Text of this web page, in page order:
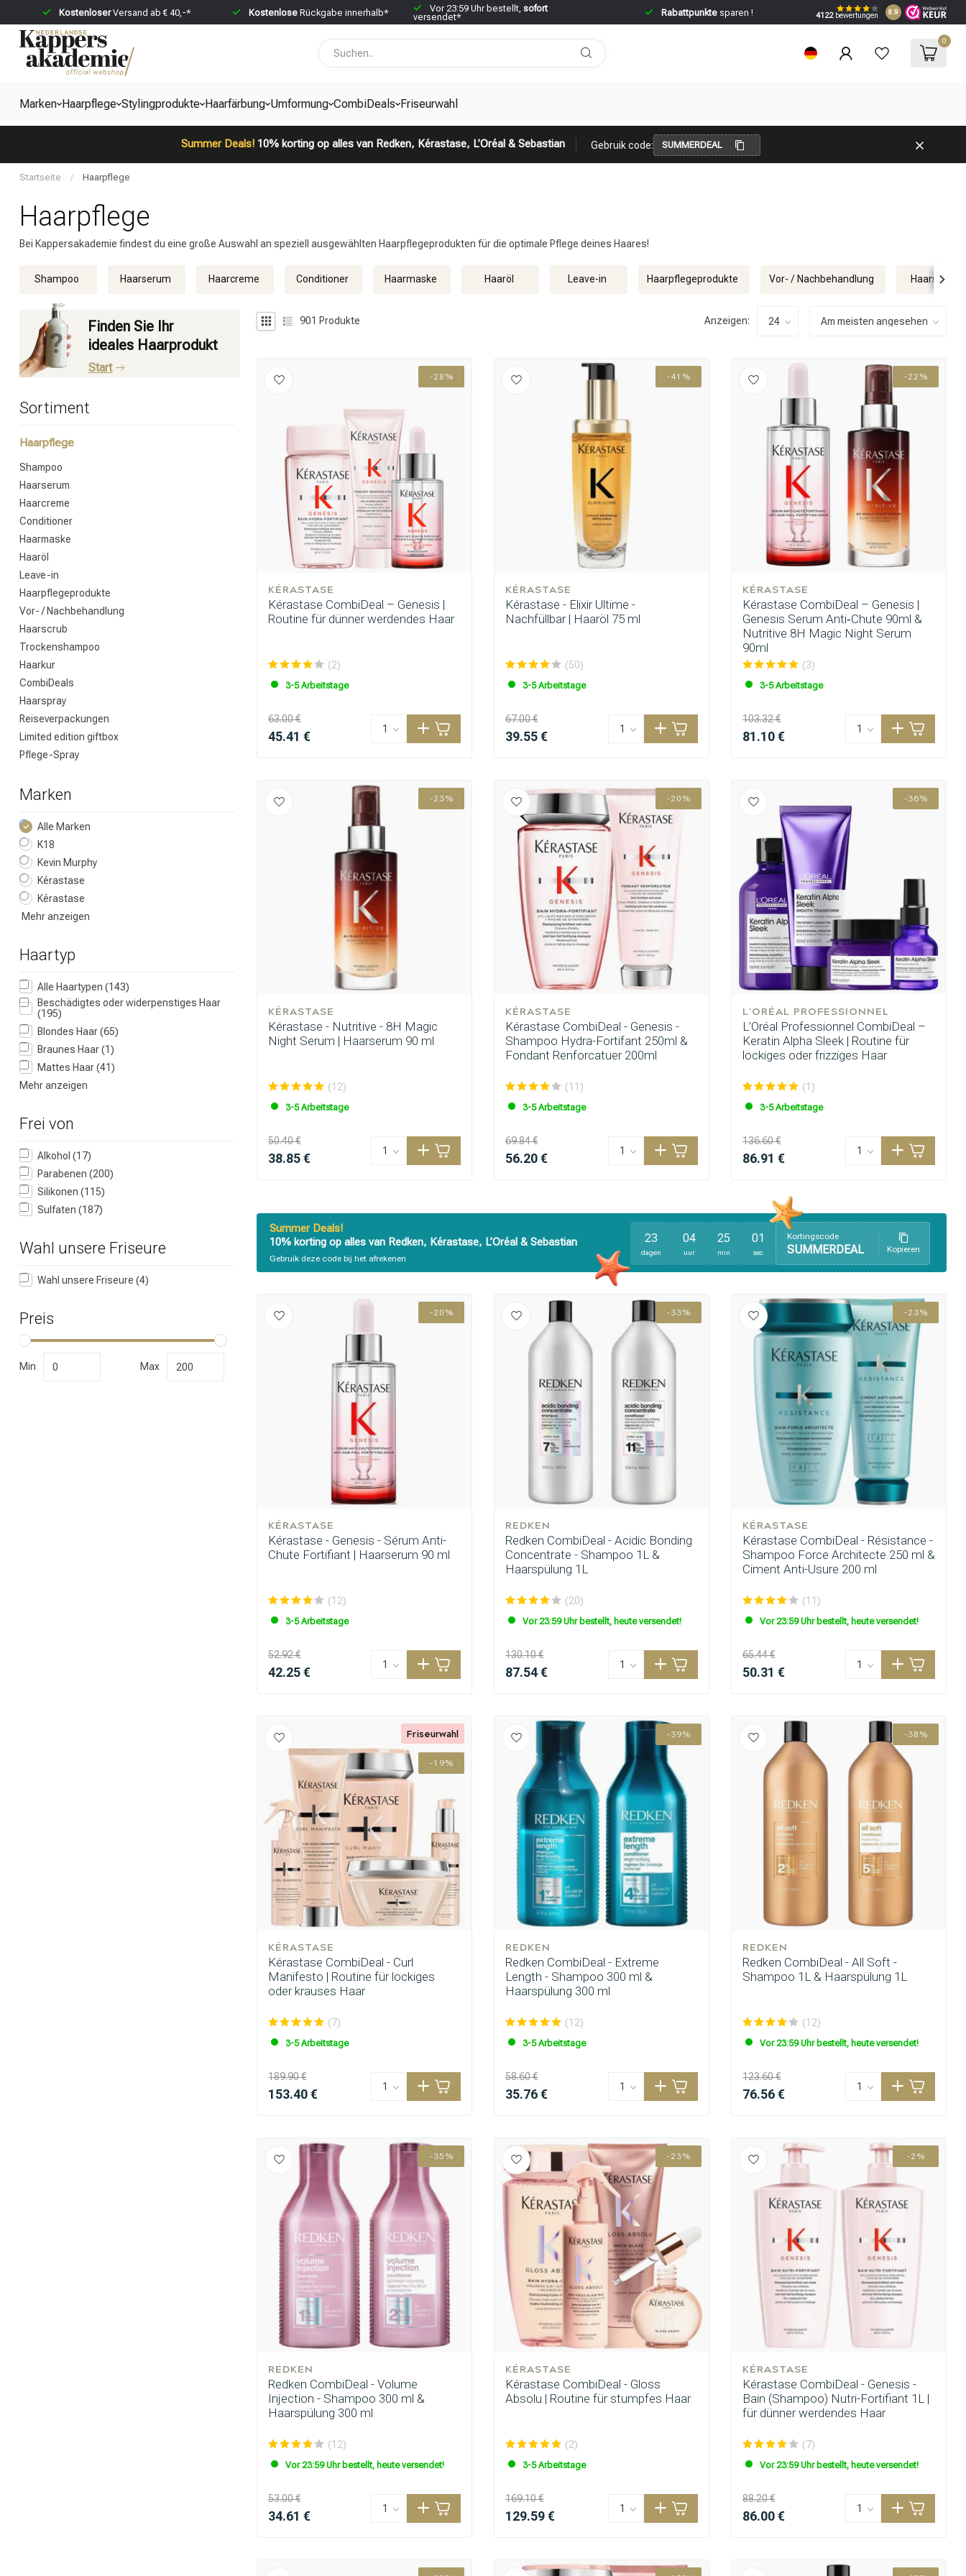
KostenloserVersand ab € 40,-* Kostenlose Rückgabe innerhalb* Vor 23:59 Uhr bestellt, sofort
versendet*
Rabattpunktesparen ! 4122bewertungen 8.9
0
Marken Haarpflege Stylingprodukte Haarfärbung Umformung CombiDeals Friseurwahl
Summer Deals!10% korting op alles van Redken, Kérastase, L’Oréal & Sebastian Gebruik code: SUMMERDEAL
Nach welcher Kategorie suchst du?
Stylingprodukte
CombiDeals Friseurwahl
Startseite / Haarpflege
Haarpflege
Bei Kappersakademie findest du eine große Auswahl an speziell ausgewählten Haarpflegeprodukten für die optimale Pflege deines Haares!
Shampoo Haarserum Haarcreme Conditioner Haarmaske Haaröl Leave-in Haarpflegeprodukte Vor- / Nachbehandlung Haarscrub
Finden Sie Ihr
ideales Haarprodukt
Start
Sortiment
Haarpflege
Shampoo
Haarserum
Haarcreme
Conditioner
Haarmaske
Haaröl
Leave-in
Haarpflegeprodukte
Vor- / Nachbehandlung
Haarscrub
Trockenshampoo
Haarkur
CombiDeals
Haarspray
Reiseverpackungen
Limited edition giftbox
Pflege-Spray
Marken
Alle Marken
K18
Kevin Murphy
Kérastase
Kérastase
Mehr anzeigen
Haartyp
Alle Haartypen (143)
Beschädigtes oder widerpenstiges Haar
(195)
Blondes Haar(65)
Braunes Haar(1)
Mattes Haar(41)
Mehr anzeigen
Frei von
Alkohol (17)
Parabenen (200)
Silikonen (115)
Sulfaten (187)
Wahl unsere Friseure
Wahl unsere Friseure (4)
Preis
Min Max
901 Produkte Anzeigen:
-28%
KÉRASTASE
Kérastase CombiDeal – Genesis |
Routine für dünner werdendes Haar
(2)
3-5 Arbeitstage
63.00 €
45.41 €
-41%
KÉRASTASE
Kérastase - Elixir Ultime -
Nachfüllbar | Haaröl 75 ml
(50)
3-5 Arbeitstage
67.00 €
39.55 €
-22%
KÉRASTASE
Kérastase CombiDeal – Genesis |
Genesis Serum Anti‑Chute 90ml &
Nutritive 8H Magic Night Serum
90ml
(3)
3-5 Arbeitstage
103.32 €
81.10 €
-23%
KÉRASTASE
Kérastase - Nutritive - 8H Magic
Night Serum | Haarserum 90 ml
(12)
3-5 Arbeitstage
50.40 €
38.85 €
-20%
KÉRASTASE
Kérastase CombiDeal - Genesis -
Shampoo Hydra-Fortifant 250ml &
Fondant Renforcatuer 200ml
(11)
3-5 Arbeitstage
69.84 €
56.20 €
-36%
L'ORÉAL PROFESSIONNEL
L’Oréal Professionnel CombiDeal –
Keratin Alpha Sleek | Routine für
lockiges oder frizziges Haar
(1)
3-5 Arbeitstage
136.60 €
86.91 €
Summer Deals!
10% korting op alles van Redken, Kérastase, L’Oréal & Sebastian
Gebruik deze code bij het afrekenen
23
dagen
04
uur
24
min
59
sec
Kortingscode
SUMMERDEAL Kopieren
-20%
KÉRASTASE
Kérastase - Genesis - Sérum Anti-
Chute Fortifiant | Haarserum 90 ml
(12)
3-5 Arbeitstage
52.92 €
42.25 €
-33%
REDKEN
Redken CombiDeal - Acidic Bonding
Concentrate - Shampoo 1L &
Haarspülung 1L
(20)
Vor 23:59 Uhr bestellt, heute versendet!
130.10 €
87.54 €
-23%
KÉRASTASE
Kérastase CombiDeal - Résistance -
Shampoo Force Architecte 250 ml &
Ciment Anti-Usure 200 ml
(11)
Vor 23:59 Uhr bestellt, heute versendet!
65.44 €
50.31 €
-19%
KÉRASTASE
Kérastase CombiDeal - Curl
Manifesto | Routine für lockiges
oder krauses Haar
(7)
3-5 Arbeitstage
189.90 €
153.40 €
Friseurwahl -39%
REDKEN
Redken CombiDeal - Extreme
Length - Shampoo 300 ml &
Haarspülung 300 ml
(12)
3-5 Arbeitstage
58.60 €
35.76 €
-38%
REDKEN
Redken CombiDeal - All Soft -
Shampoo 1L & Haarspülung 1L
(12)
Vor 23:59 Uhr bestellt, heute versendet!
123.60 €
76.56 €
-35%
REDKEN
Redken CombiDeal - Volume
Injection - Shampoo 300 ml &
Haarspülung 300 ml
(12)
Vor 23:59 Uhr bestellt, heute versendet!
53.00 €
34.61 €
-23%
KÉRASTASE
Kérastase CombiDeal - Gloss
Absolu | Routine für stumpfes Haar
(2)
3-5 Arbeitstage
169.10 €
129.59 €
-2%
KÉRASTASE
Kérastase CombiDeal - Genesis -
Bain (Shampoo) Nutri-Fortifiant 1L |
für dünner werdendes Haar
(7)
Vor 23:59 Uhr bestellt, heute versendet!
88.20 €
86.00 €